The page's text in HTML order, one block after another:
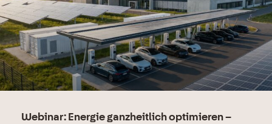
Webinar: Energie ganzheitlich optimieren –